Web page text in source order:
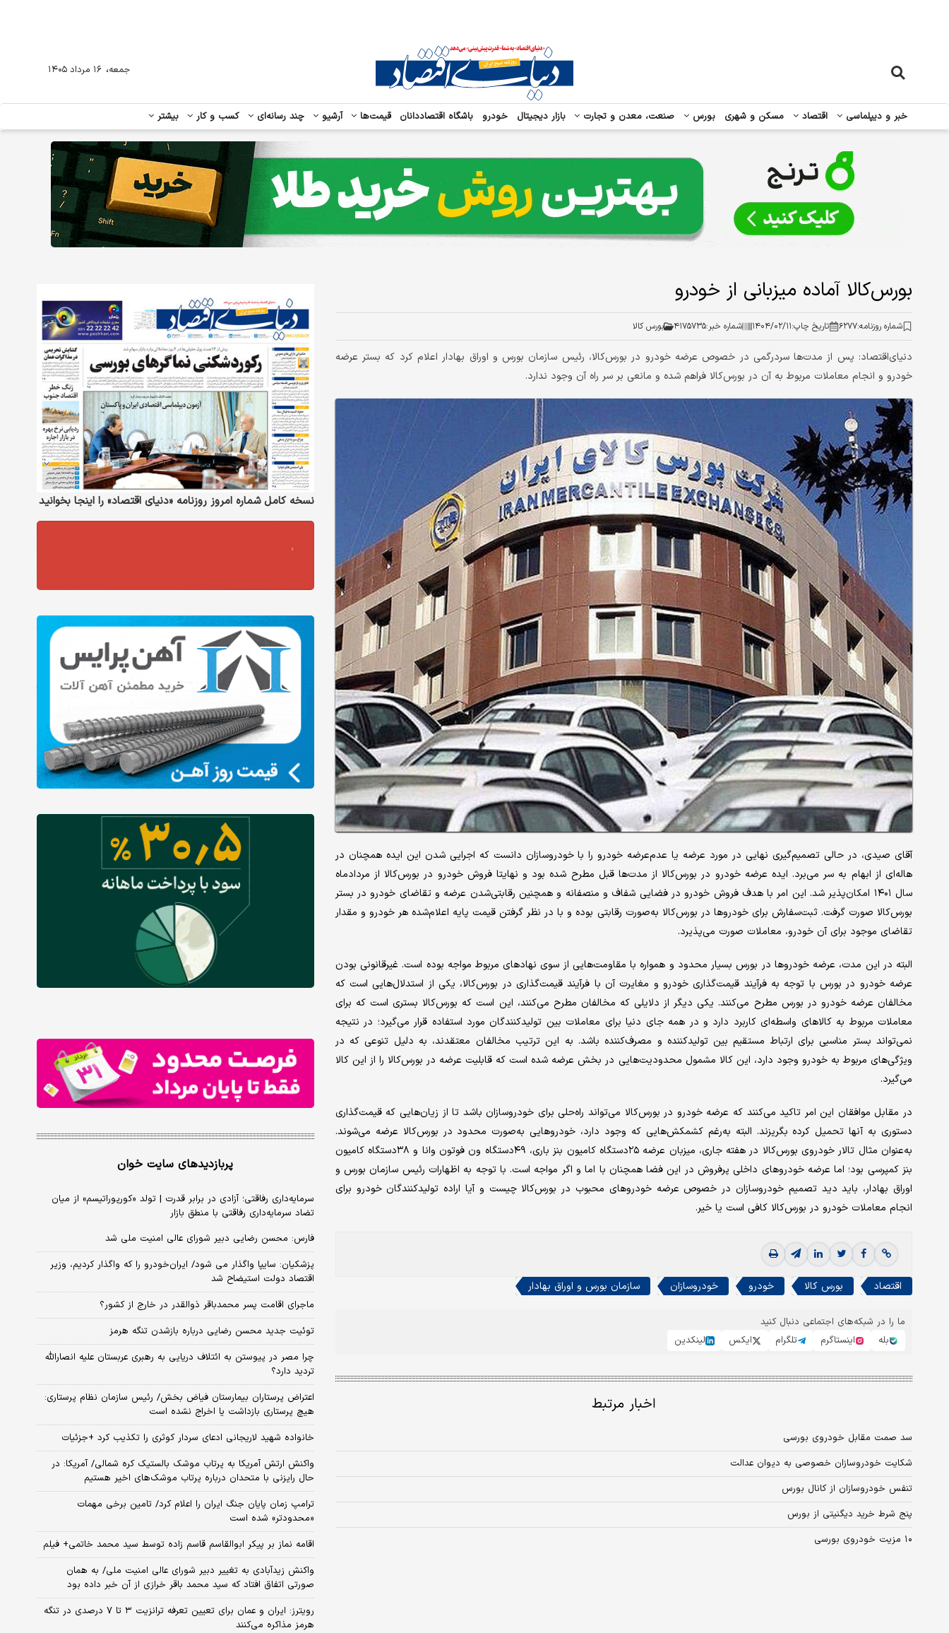
خبر و دیپلماسی اقتصاد مسکن و شهری بورس صنعت، معدن و تجارت بازار دیجیتال خودرو باشگاه اقتصاددانان قیمت‌ها آرشیو چند رسانه‌ای کسب و کار بیشتر
جمعه، ۱۶ مرداد ۱۴۰۵
بورس‌کالا آماده میزبانی از خودرو
شماره روزنامه:۶۲۷۷ تاریخ چاپ:۱۴۰۴/۰۲/۱۱ شماره خبر:۴۱۷۵۷۳۵ بورس کالا
دنیای‌اقتصاد: پس از مدت‌‌‌ها سردرگمی در خصوص عرضه خودرو در بورس‌کالا، رئیس سازمان بورس و اوراق بهادار اعلام کرد که بستر عرضه
خودرو و انجام معاملات مربوط به آن در بورس‌کالا فراهم شده و مانعی بر سر راه آن وجود ندارد.
آقای صیدی، در حالی تصمیم‌گیری نهایی در مورد عرضه یا عدم‌عرضه خودرو را با خودروسازان دانست که اجرایی شدن این ایده همچنان در
هاله‌‌‌ای از ابهام به سر می‌‌‌برد. ایده عرضه خودرو در بورس‌کالا از مدت‌‌‌ها قبل مطرح شده بود و نهایتا فروش خودرو در بورس‌کالا از مردادماه
سال ۱۴۰۱ امکان‌‌‌پذیر شد. این امر با هدف فروش خودرو در فضایی شفاف و منصفانه و همچنین رقابتی‌شدن عرضه و تقاضای خودرو در بستر
بورس‌کالا صورت گرفت. ثبت‌سفارش برای خودروها در بورس‌کالا به‌‌‌صورت رقابتی بوده و با در نظر گرفتن قیمت پایه اعلام‌شده هر خودرو و مقدار
تقاضای موجود برای آن خودرو، معاملات صورت می‌‌‌پذیرد.
البته در این مدت، عرضه خودروها در بورس بسیار محدود و همواره با مقاومت‌‌‌هایی از سوی نهادهای مربوط مواجه بوده است. غیر‌قانونی بودن
عرضه خودرو در بورس با توجه به فرآیند قیمت‌گذاری خودرو و مغایرت آن با فرآیند قیمت‌گذاری در بورس‌کالا، یکی از استدلال‌‌‌هایی است که
مخالفان عرضه خودرو در بورس مطرح می‌کنند. یکی دیگر از دلایلی که مخالفان مطرح می‌کنند، این است که بورس‌کالا بستری است که برای
معاملات مربوط به کالاهای واسطه‌‌‌ای کاربرد دارد و در همه جای دنیا برای معاملات بین تولیدکنندگان مورد استفاده قرار می‌گیرد؛ در نتیجه
نمی‌‌‌تواند بستر مناسبی برای ارتباط مستقیم بین تولیدکننده و مصرف‌کننده باشد. به این ترتیب مخالفان معتقدند، به دلیل تنوعی که در
ویژگی‌‌‌های مربوط به خودرو وجود دارد، این کالا مشمول محدودیت‌هایی در بخش عرضه شده است که قابلیت عرضه در بورس‌کالا را از این کالا
می‌گیرد.
در مقابل موافقان این امر تاکید می‌کنند که عرضه خودرو در بورس‌کالا می‌‌‌تواند راه‌حلی برای خودروسازان باشد تا از زیان‌‌‌هایی که قیمت‌گذاری
دستوری به آنها تحمیل کرده بگریزند. البته به‌رغم کشمکش‌‌‌هایی که وجود دارد، خودروهایی به‌‌‌صورت محدود در بورس‌کالا عرضه می‌‌‌شوند.
به‌‌‌عنوان مثال تالار خودروی بورس‌کالا در هفته جاری، میزبان عرضه ۲۵دستگاه کامیون بنز باری، ۴۹دستگاه ون فوتون وانا و ۳۸دستگاه کامیون
بنز کمپرسی بود؛ اما عرضه خودروهای داخلی پرفروش در این فضا همچنان با اما و اگر مواجه است. با توجه به اظهارات رئیس سازمان بورس و
اوراق بهادار، باید دید تصمیم خودروسازان در خصوص عرضه خودروهای محبوب در بورس‌کالا چیست و آیا اراده تولیدکنندگان خودرو برای
انجام معاملات خودرو در بورس‌کالا کافی است یا خیر.
اقتصاد بورس کالا خودرو خودروسازان سازمان بورس و اوراق بهادار
ما را در شبکه‌های اجتماعی دنبال کنید
بله
اینستاگرم تلگرام ایکس لینکدین
اخبار مرتبط
سد صمت مقابل خودروی بورسی
شکایت خودروسازان خصوصی به دیوان عدالت
تنفس خودروسازان از کانال بورس
پنج شرط خرید دیگنیتی از بورس
۱۰ مزیت خودروی بورسی
نسخه کامل شماره امروز روزنامه «دنیای‌ اقتصاد» را اینجا بخوانید
پربازدیدهای سایت خوان
سرمایه‌داری رفاقتی؛ آزادی در برابر قدرت | تولد «کورپوراتیسم» از میان
تضاد سرمایه‌داری رفاقتی با منطق بازار
فارس: محسن رضایی دبیر شورای عالی امنیت ملی شد
پزشکیان: سایپا واگذار می شود/ ایران‌خودرو را که واگذار کردیم، وزیر
اقتصاد دولت استیضاح شد
ماجرای اقامت پسر محمدباقر ذوالقدر در خارج از کشور؟
توئیت جدید محسن رضایی درباره بازشدن تنگه هرمز
چرا مصر در پیوستن به ائتلاف دریایی به رهبری عربستان علیه انصارالله
تردید دارد؟
اعتراض پرستاران بیمارستان فیاض بخش/ رئیس سازمان نظام پرستاری:
هیچ پرستاری بازداشت یا اخراج نشده است
خانواده شهید لاریجانی ادعای سردار کوثری را تکذیب کرد +جزئیات
واکنش ارتش آمریکا به پرتاب موشک بالستیک کره شمالی/ آمریکا: در
حال رایزنی با متحدان درباره پرتاب موشک‌های اخیر هستیم
ترامپ زمان پایان جنگ ایران را اعلام کرد/ تامین برخی مهمات
«محدودتر» شده است
اقامه نماز بر پیکر ابوالقاسم قاسم زاده توسط سید محمد خاتمی+ فیلم
واکنش زیدآبادی به تغییر دبیر شورای عالی امنیت ملی/ به همان
صورتی اتفاق افتاد که سید محمد باقر خرازی از آن خبر داده بود
رویترز: ایران و عمان برای تعیین تعرفه ترانزیت ۳ تا ۷ درصدی در تنگه
هرمز مذاکره می‌کنند